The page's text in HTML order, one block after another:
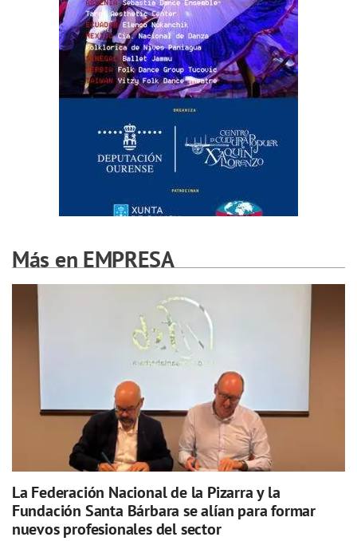
Más en EMPRESA
La Federación Nacional de la Pizarra y la
Fundación Santa Bárbara se alían para formar
nuevos profesionales del sector